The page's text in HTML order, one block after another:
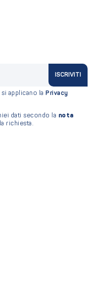
ISCRIVITI
applicano la Privacy
dati secondo la nota
richiesta.